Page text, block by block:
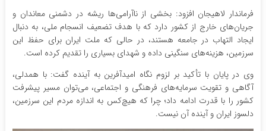
فرماندار لاهیجان افزود: بخشی از ناآرامی‌ها ریشه در دشمنی معاندان و
جریان‌های خارج از کشور دارد که با هدف تضعیف انسجام ملی، به دنبال
ایجاد التهاب در جامعه هستند، در حالی که ملت ایران برای حفظ این
سرزمین، هزینه‌های سنگینی داده و شهدای بسیاری را تقدیم کرده است.
وی در پایان با تأکید بر لزوم نگاه امیدآفرین به آینده گفت: با همدلی،
آگاهی و تقویت سرمایه‌های فرهنگی و اجتماعی، می‌توان مسیر پیشرفت
کشور را با قدرت ادامه داد؛ چرا که هیچ‌کس به اندازه مردم این سرزمین،
دلسوز ایران و آینده آن نیست.